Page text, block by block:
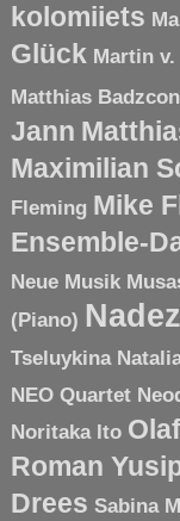
kolomiiets
Glück Martin
Matthias
Jann
Maximilian
Fleming Mike
Ensemble-
Neue Musik
(Piano)
Tseluykina
NEO Quartet
Noritaka Ito
Roman
Drees Sabina